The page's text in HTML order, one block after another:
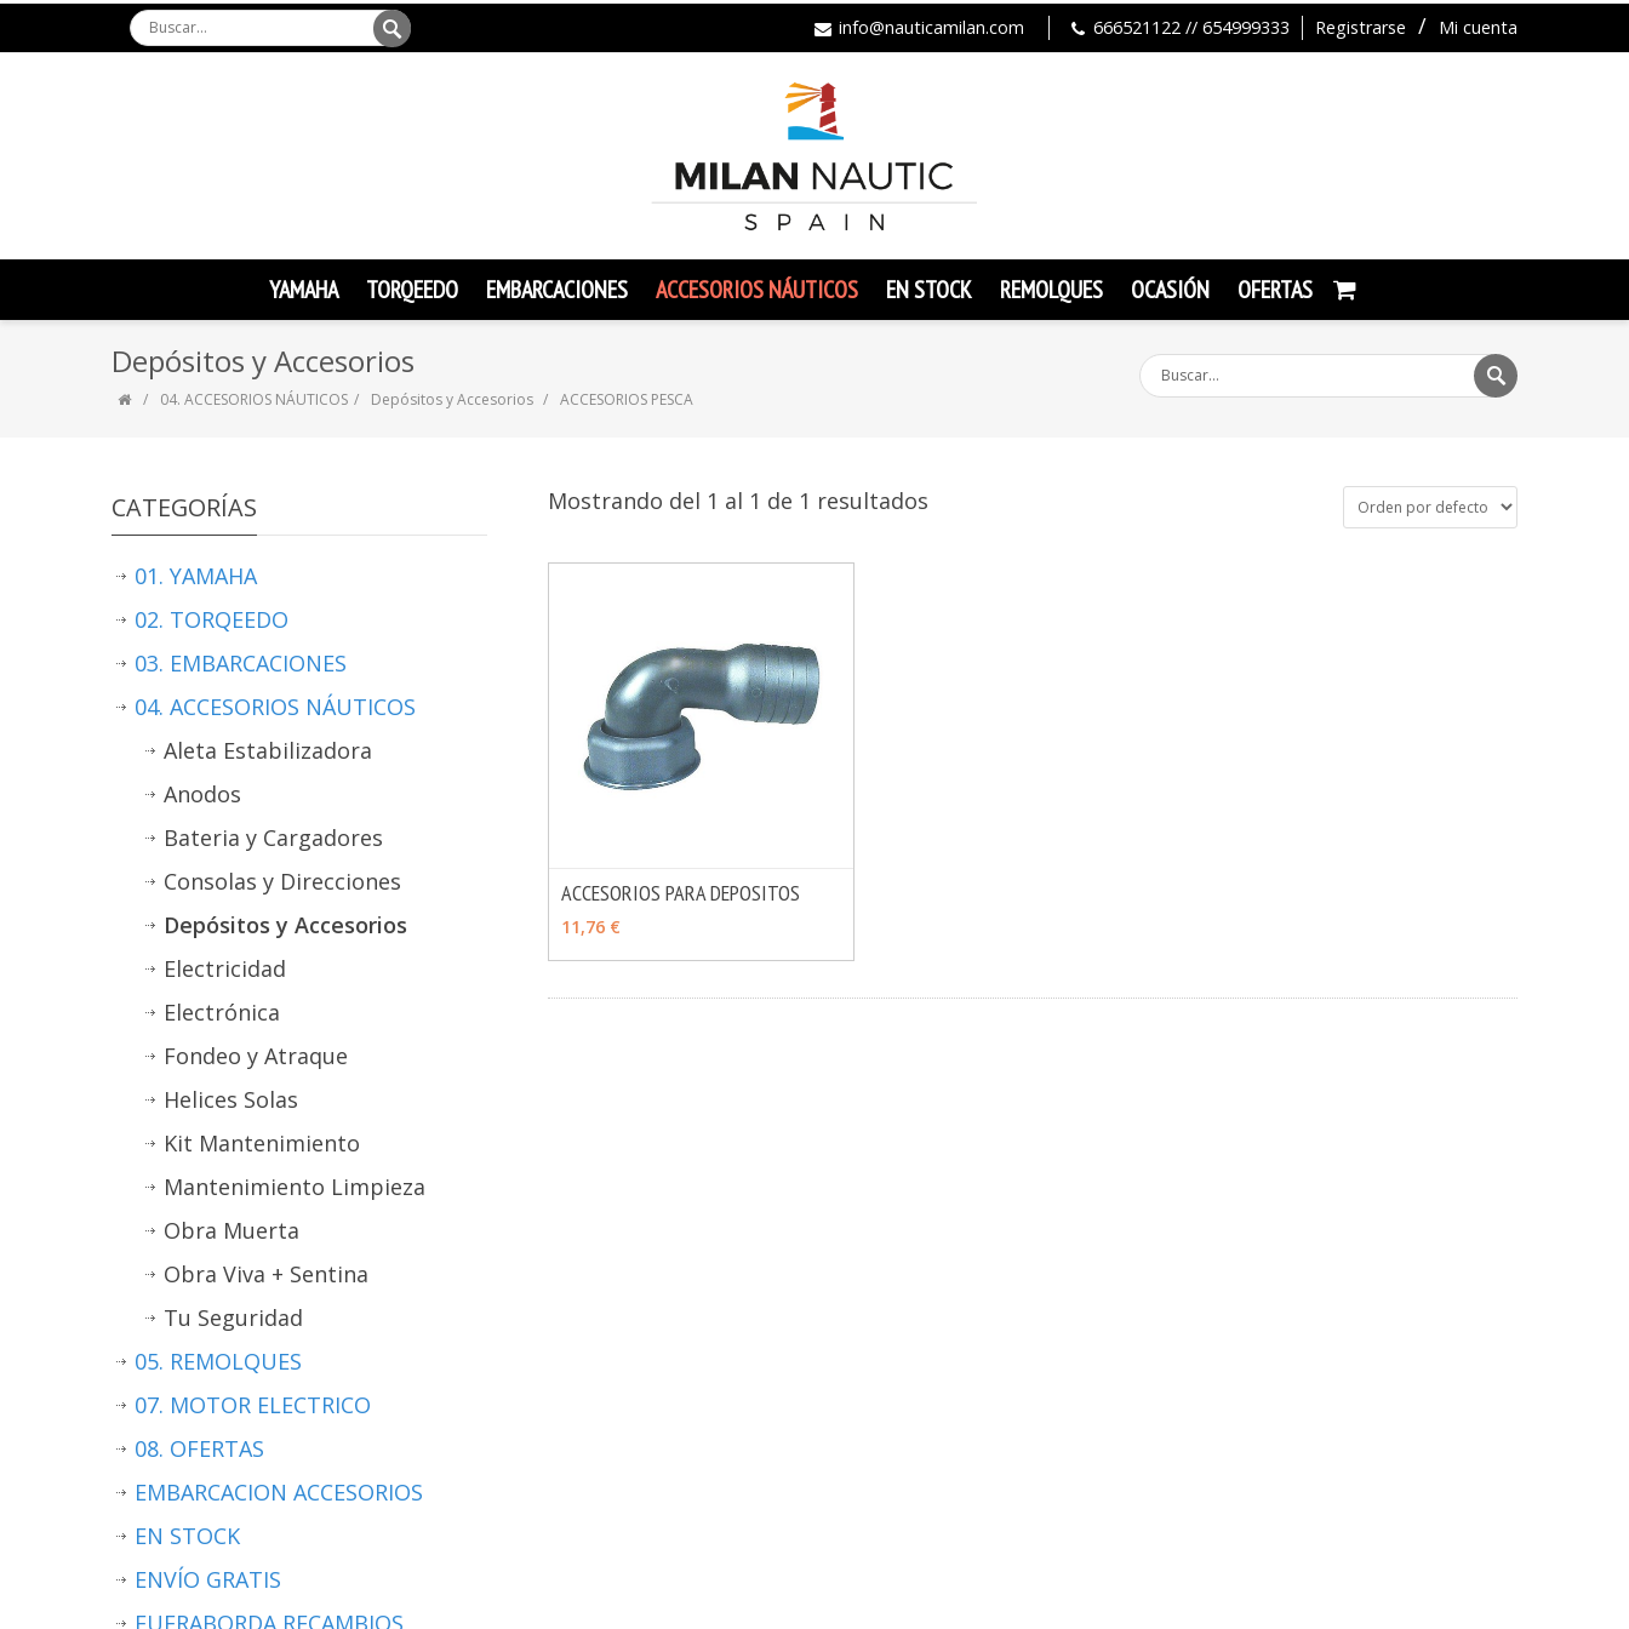
Registrarse Mi cuenta
info@nauticamilan.com 666521122 // 654999333
YAMAHA TORQEEDO EMBARCACIONES ACCESORIOS NÁUTICOS EN STOCK REMOLQUES OCASIÓN OFERTAS
Depósitos y Accesorios
04. ACCESORIOS NÁUTICOS Depósitos y Accesorios ACCESORIOS PESCA
Mostrando del 1 al 1 de 1 resultados
ACCESORIOS PARA DEPOSITOS
11,76 €
CATEGORÍAS
01. YAMAHA
02. TORQEEDO
03. EMBARCACIONES
04. ACCESORIOS NÁUTICOS
Aleta Estabilizadora
Anodos
Bateria y Cargadores
Consolas y Direcciones
Depósitos y Accesorios
Electricidad
Electrónica
Fondeo y Atraque
Helices Solas
Kit Mantenimiento
Mantenimiento Limpieza
Obra Muerta
Obra Viva + Sentina
Tu Seguridad
05. REMOLQUES
07. MOTOR ELECTRICO
08. OFERTAS
EMBARCACION ACCESORIOS
EN STOCK
ENVÍO GRATIS
FUERABORDA RECAMBIOS